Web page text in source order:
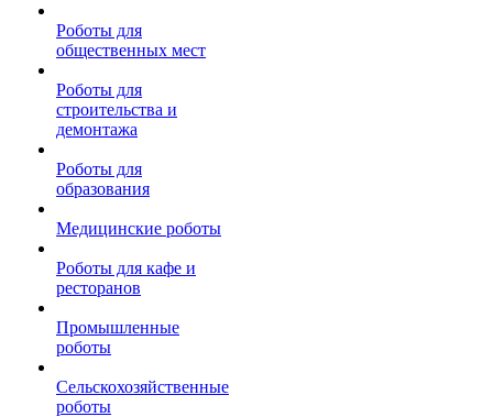
Роботы для
общественных мест
Роботы для
строительства и
демонтажа
Роботы для
образования
Медицинские роботы
Роботы для кафе и
ресторанов
Промышленные
роботы
Сельскохозяйственные
роботы